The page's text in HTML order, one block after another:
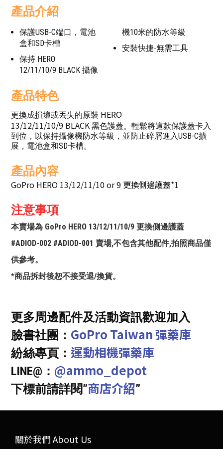
產品介紹
保護USB-C端口，電池
盒和SD卡槽
保持 HERO
12/11/10/9 BLACK 攝像
機10米的防水等級
安裝快捷-無需工具
產品特色
更換成損壞或丟失的原裝 HERO
13/12/11/10/9 BLACK 黑色護蓋。輕鬆將這款保護蓋卡入
到位，以保持攝像機防水等級，並防止碎屑進入USB-C擴
展，電池盒和SD卡槽。
產品內容
GoPro HERO 13/12/11/10 or 9 更換側邊護蓋*1
注意事項
本賣場為 GoPro HERO 13/12/11/10/9 更換側邊護蓋
#ADIOD-002 #ADIOD-001 賣場,不包含其他配件,拍照商品僅
供參考。
*商品拆封後恕不接受退/換貨。
更多周邊配件及活動資訊歡迎加入
臉書社團： GoPro Taiwan 彈藥庫
紛絲專頁： 運動相機彈藥庫
LINE@： @ammo_depot
下標前請詳閱”商店介紹”
關於我們 About Us